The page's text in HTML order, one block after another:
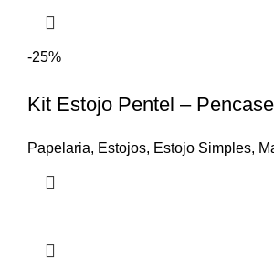
-25%
Kit Estojo Pentel – Pencase
Papelaria, Estojos, Estojo Simples,